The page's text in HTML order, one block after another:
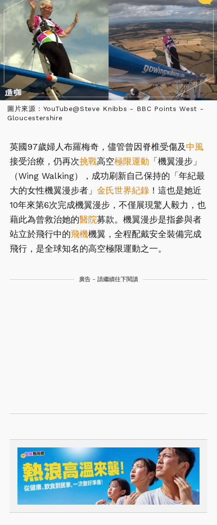
圖片來源：YouTube@Steve Knibbs - BBC Points West -
Gloucestershire
英國97歲婦人布羅梅奇，儘管曾因脊椎受傷及中風
接受治療，仍再次挑戰高空極限運動 「機翼漫步」
（Wing Walking），成功刷新自己保持的「年紀最
大的女性機翼漫步者」 金氏世界紀錄 ！這也是她近
10年來第6次完成機翼漫步，不僅展現驚人毅力，也
藉此為曾救治她的醫院募款。機翼漫步是指參與者
站立於飛行中的飛機機翼，全程配戴安全裝備完成
飛行，是全球知名的高空極限運動之一。
廣告 - 請繼續往下閱讀